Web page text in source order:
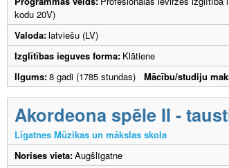
kodu 20V)
Valoda:latviešu (LV)
Izglītības ieguves forma: Klātiene
Ilgums:8 gadi (1785 stundas) Mācību/studiju
Akordeona spēle II -
Līgatnes Mūzikas un mākslas skola
Norises vieta:Augšlīgatne